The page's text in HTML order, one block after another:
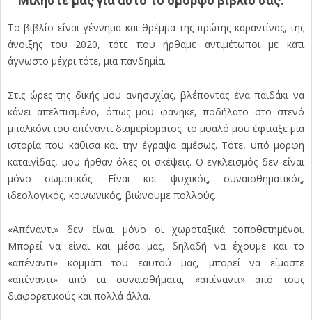
Το βιβλίο είναι γέννημα και θρέμμα της πρώτης καραντίνας, της
άνοιξης του 2020, τότε που ήρθαμε αντιμέτωποι με κάτι
άγνωστο μέχρι τότε, μια πανδημία.
Στις ώρες της δικής μου ανησυχίας, βλέποντας ένα παιδάκι να
κάνει απελπισμένο, όπως μου φάνηκε, ποδήλατο στο στενό
μπαλκόνι του απέναντι διαμερίσματος, το μυαλό μου έφτιαξε μια
ιστορία που κάθισα και την έγραψα αμέσως. Τότε, υπό μορφή
καταιγίδας, μου ήρθαν όλες οι σκέψεις. Ο εγκλεισμός δεν είναι
μόνο σωματικός. Είναι και ψυχικός, συναισθηματικός,
ιδεολογικός, κοινωνικός, βιώνουμε πολλούς.
«Απέναντι» δεν είναι μόνο οι χωροταξικά τοποθετημένοι.
Μπορεί να είναι και μέσα μας, δηλαδή να έχουμε και το
«απέναντι» κομμάτι του εαυτού μας, μπορεί να είμαστε
«απέναντι» από τα συναισθήματα, «απέναντι» από τους
διαφορετικούς και πολλά άλλα.